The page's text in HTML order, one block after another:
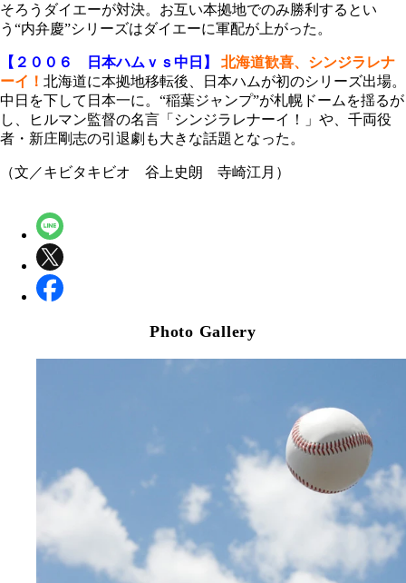
そろうダイエーが対決。お互い本拠地でのみ勝利するとい
う“内弁慶”シリーズはダイエーに軍配が上がった。
【２００６ 日本ハムｖｓ中日】
北海道歓喜、シンジラレナ
ーイ！ 北海道に本拠地移転後、日本ハムが初のシリーズ出場。
中日を下して日本一に。“稲葉ジャンプ”が札幌ドームを揺るが
し、ヒルマン監督の名言「シンジラレナーイ！」や、千両役
者・新庄剛志の引退劇も大きな話題となった。
（文／キビタキビオ 谷上史朗 寺崎江月）
Photo Gallery